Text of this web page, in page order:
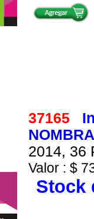
37165
2014, 36
Valor : $
Stock